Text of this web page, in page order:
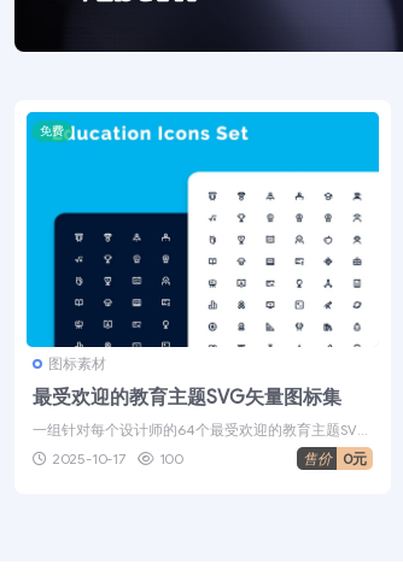
免费
图标素材
最受欢迎的教育主题SVG矢量图标集
一组针对每个设计师的64个最受欢迎的教育主题SVG
2025-10-17 100 售价 0元